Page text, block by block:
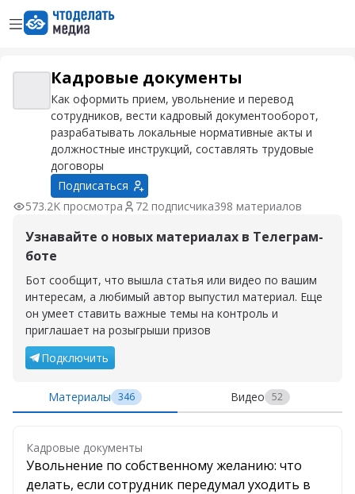
Открыть менюПерейти на главную страницу
Кадровые документы
Кадровые документы
Как оформить прием, увольнение и перевод
сотрудников, вести кадровый документооборот,
разрабатывать локальные нормативные акты и
должностные инструкций, составлять трудовые
договоры
Подписаться
573.2K просмотра
72 подписчика398 материалов
Узнавайте о новых материалах в Телеграм-
боте
Бот сообщит, что вышла статья или видео по вашим
интересам, а любимый автор выпустил материал. Еще
он умеет ставить важные темы на контроль и
приглашает на розыгрыши призов
Подключить
Материалы 346 Видео 52
Кадровые документы
Увольнение по собственному желанию: что
делать, если сотрудник передумал уходить в